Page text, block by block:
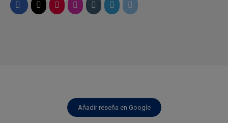
Añadir reseña en Google